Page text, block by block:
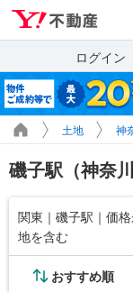
ログイン
土地 神
磯子駅（神奈
関東｜磯子駅｜価
地を含む
おすすめ順